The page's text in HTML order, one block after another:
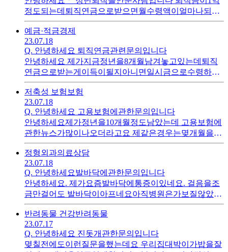
정도되는데퇴직연금으로받으면월수령액이얼마나되는
지궁굼합니다ㆍ
예금·적금경제
23.07.18
Q. 안녕하세요 퇴직연금관련문의입니다
안녕하세요 제가지금정년을8개월남겨놓고있는데퇴직
연금으로받는게이득이될지아니면일시금으로수령하는
게맞는지 결정을못하고있습니다 어떤쪽이유리한지요.
직장다닌지20년되었습니다
저축성 보험 보험
23.07.18
Q. 안녕하세요 고용보험에관한문의입니다
안녕하세요제가정년을10개월정도남았는데 고용보험에
관한뉴스가많이나오더라고요 제같은경우는몆개월을탈
수있고 고용보험지급액이지금보다10개월후줄어드는지
요.또한정년퇴직을해도구인할동을해야하는지요 참고로
고용보험가입기간은20년정도되었습니다
정형외과의료상담
23.07.18
Q. 안녕하세요발바닥에관한문의입니다
안녕하세요. 제가요즘발바닥에통증이있네요. 걸음을조
금만걸어도 발바닥이아프네요아직병원은가보질않았습
니다. 왜그런걸까요
반려동물 건강반려동물
23.07.17
Q. 안녕하세요 진돗개관한문의입니다
몆칠전에도이런질문을했는데요 우리집대박이가밥을잘